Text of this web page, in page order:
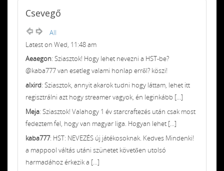
Csevegő
All
Latest on Wed, 11:48 am
Aeaegon: Sziasztok! Hogy lehet nevezni a HST-be?
@kaba777 van esetleg valami honlap erről? köszi!
alxird: Sziasztok, annyit akarok tudni hogy láttam, lehet itt
regisztrálni azt hogy streamer vagyok, én leginkább [...]
Meja: Sziasztok! Valahogy 1 év starcraftezés után csak most
fedeztem fel, hogy van magyar liga. Hogyan lehet [...]
kaba777: HST: NEVEZÉS új játékosoknak. Kedves Mindenki!
a mappool váltás utáni szünetet követően utolsó
harmadához érkezik a [...]